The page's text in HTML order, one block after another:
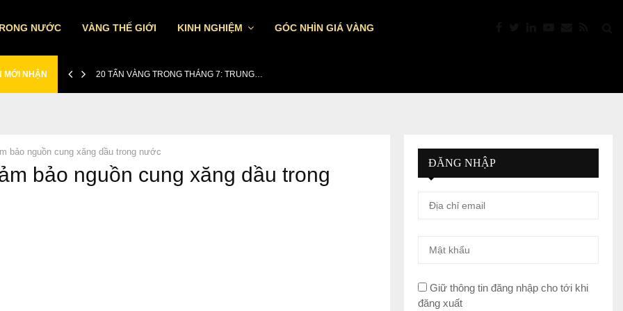
NƯỚC VÀNG THẾ GIỚI KINH NGHIỆM GÓC NHÌN GIÁ VÀNG
MỚI NHẬN 20 TẤN VÀNG TRONG THÁNG 7: TRUNG…
bảo nguồn cung xăng dầu trong nước
bảo nguồn cung xăng dầu trong
ĐĂNG NHẬP
Giữ thông tin đăng nhập cho tới khi
đăng xuất